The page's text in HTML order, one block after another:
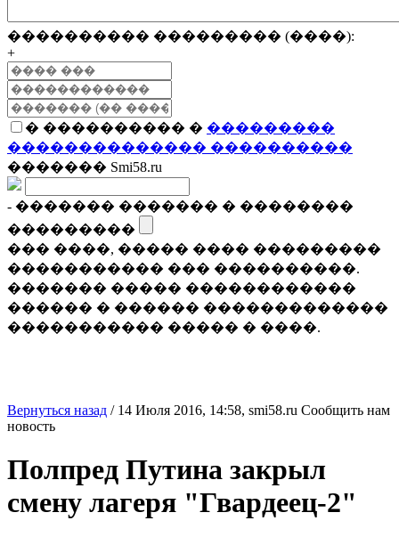
���������� ��������� (����):
+
� ���������� � ���������
�������������� ����������
������� Smi58.ru
- ������� ������� � ��������
���������
��� ����, ����� ���� ���������
����������� ��� ����������.
������� ����� ������������
������ � ������ �������������
����������� ����� � ����.
Вернуться назад / 14 Июля 2016, 14:58, smi58.ru Сообщить нам
новость
Полпред Путина закрыл
смену лагеря "Гвардеец-2"